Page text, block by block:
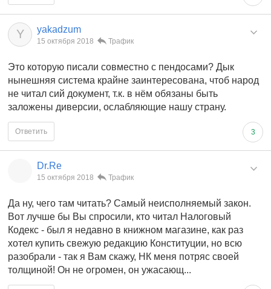
Y yakadzum
15 октября 2018 Трафик
Это которую писали совместно с пендосами? Дык
нынешняя система крайне заинтересована, чтоб народ
не читал сий документ, т.к. в нём обязаны быть
заложены диверсии, ослабляющие нашу страну.
3
Ответить
Dr.Re
15 октября 2018 Трафик
Да ну, чего там читать? Самый неисполняемый закон.
Вот лучше бы Вы спросили, кто читал Налоговый
Кодекс - был я недавно в книжном магазине, как раз
хотел купить свежую редакцию Конституции, но всю
разобрали - так я Вам скажу, НК меня потряс своей
толщиной! Он не огромен, он ужасающ...